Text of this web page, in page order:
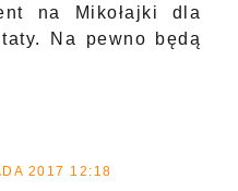
na Mikołajki dla
Na pewno będą
2017 12:18